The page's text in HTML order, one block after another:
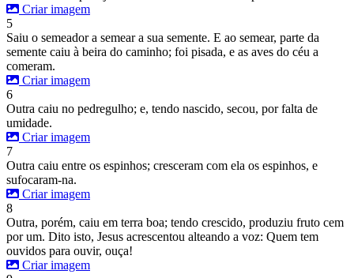
Criar imagem
5
Saiu o semeador a semear a sua semente. E ao semear, parte da
semente caiu à beira do caminho; foi pisada, e as aves do céu a
comeram.
Criar imagem
6
Outra caiu no pedregulho; e, tendo nascido, secou, por falta de
umidade.
Criar imagem
7
Outra caiu entre os espinhos; cresceram com ela os espinhos, e
sufocaram-na.
Criar imagem
8
Outra, porém, caiu em terra boa; tendo crescido, produziu fruto cem
por um. Dito isto, Jesus acrescentou alteando a voz: Quem tem
ouvidos para ouvir, ouça!
Criar imagem